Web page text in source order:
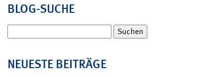
BLOG-SUCHE
nach:
NEUESTE BEITRÄGE